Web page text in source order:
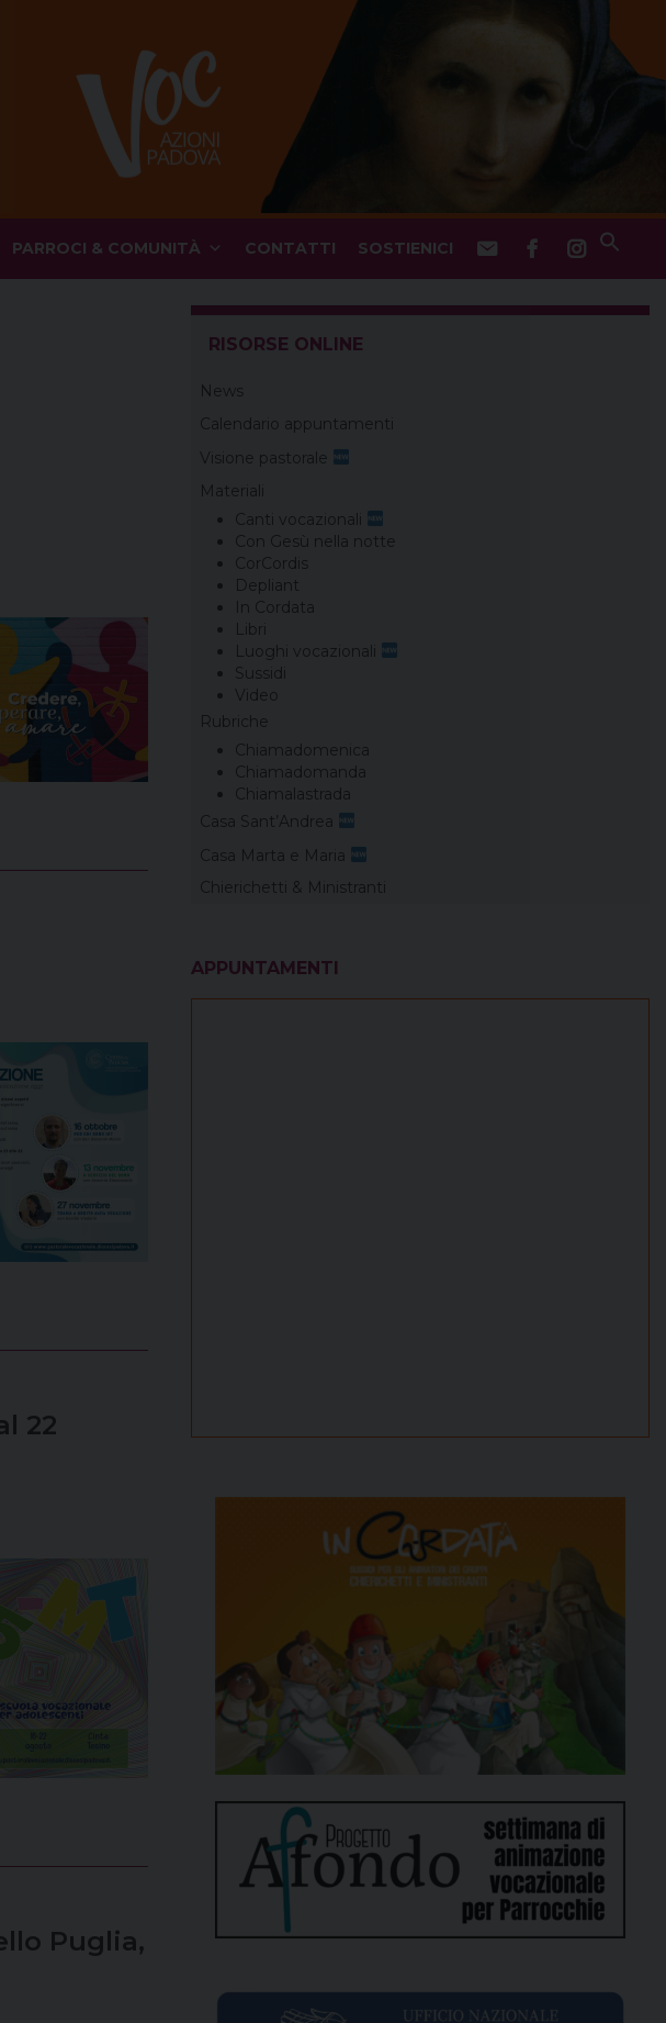
PARROCI & COMUNITÀ CONTATTI SOSTIENICI
22
Puglia,
RISORSE ONLINE
News
Calendario appuntamenti
Visione pastorale
Materiali
Canti vocazionali
Con Gesù nella notte
CorCordis
Depliant
In Cordata
Libri
Luoghi vocazionali
Sussidi
Video
Rubriche
Chiamadomenica
Chiamadomanda
Chiamalastrada
Casa Sant’Andrea
Casa Marta e Maria
Chierichetti & Ministranti
APPUNTAMENTI